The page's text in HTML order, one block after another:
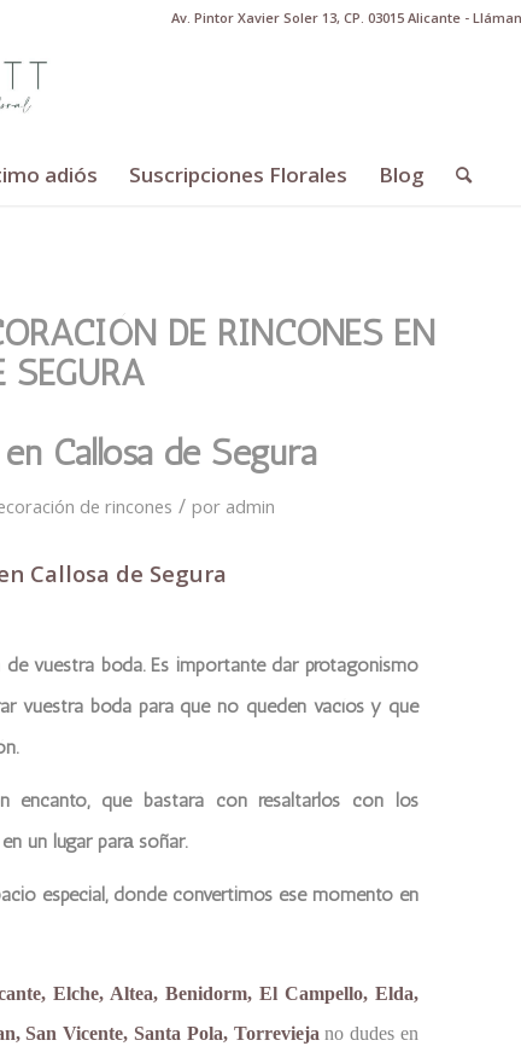
Av. Pintor Xavier Soler 13, CP. 03015 Alicante -
adiós Suscripciones Florales Blog
DE RINCONES EN
SEGURA
Callosa de Segura
de rincones / por admin
Callosa de Segura
vuestra boda. Es importante dar protagonismo
vuestra boda para que no queden vacíos y que
encanto, que bastará con resaltarlos con los
un lugar para soñar.
especial, donde convertimos ese momento en
Elche, Altea, Benidorm, El Campello, Elda,
San Vicente, Santa Pola, Torrevieja no dudes en